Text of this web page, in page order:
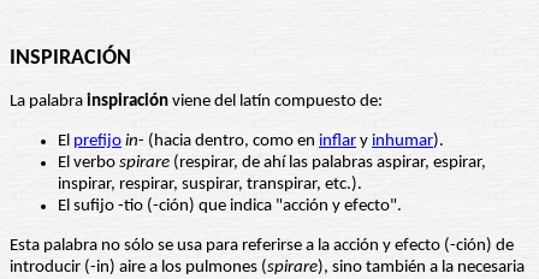
INSPIRACIÓN
La palabra inspiración viene del latín compuesto de:
El prefijo in- (hacia dentro, como en inflar y inhumar).
El verbo spirare (respirar, de ahí las palabras aspirar, espirar,
inspirar, respirar, suspirar, transpirar, etc.).
El sufijo -tio (-ción) que indica "acción y efecto".
Esta palabra no sólo se usa para referirse a la acción y efecto (-ción) de
introducir (-in) aire a los pulmones (spirare), sino también a la necesaria